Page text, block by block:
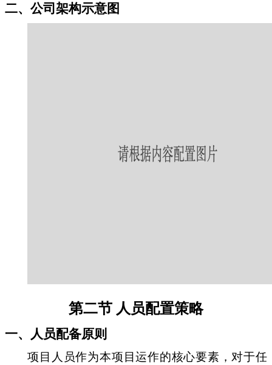
二、公司架构示意图
第二节 人员配置策略
一、人员配备原则
项目人员作为本项目运作的核心要素，对于任